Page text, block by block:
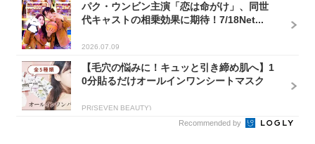
パク・ウンビン主演「恋は命がけ」、同世
代キャストの相乗効果に期待！7/18Net...
2026.07.09
【毛穴の悩みに！キュッと引き締め肌へ】1
0分貼るだけオールインワンシートマスク
PR(SEVEN BEAUTY)
Recommended by